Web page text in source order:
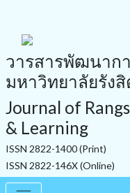
วารสารพัฒนาก
มหาวิทยาลัยรังสิ
Journal of
& Learning
ISSN 2822-1400 (Print)
ISSN 2822-146X (Online)